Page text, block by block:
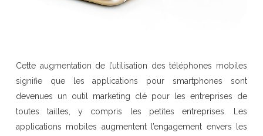
Cette augmentation de l’utilisation des téléphones mobiles
signifie que les applications pour smartphones sont
devenues un outil marketing clé pour les entreprises de
toutes tailles, y compris les petites entreprises. Les
applications mobiles augmentent l’engagement envers les